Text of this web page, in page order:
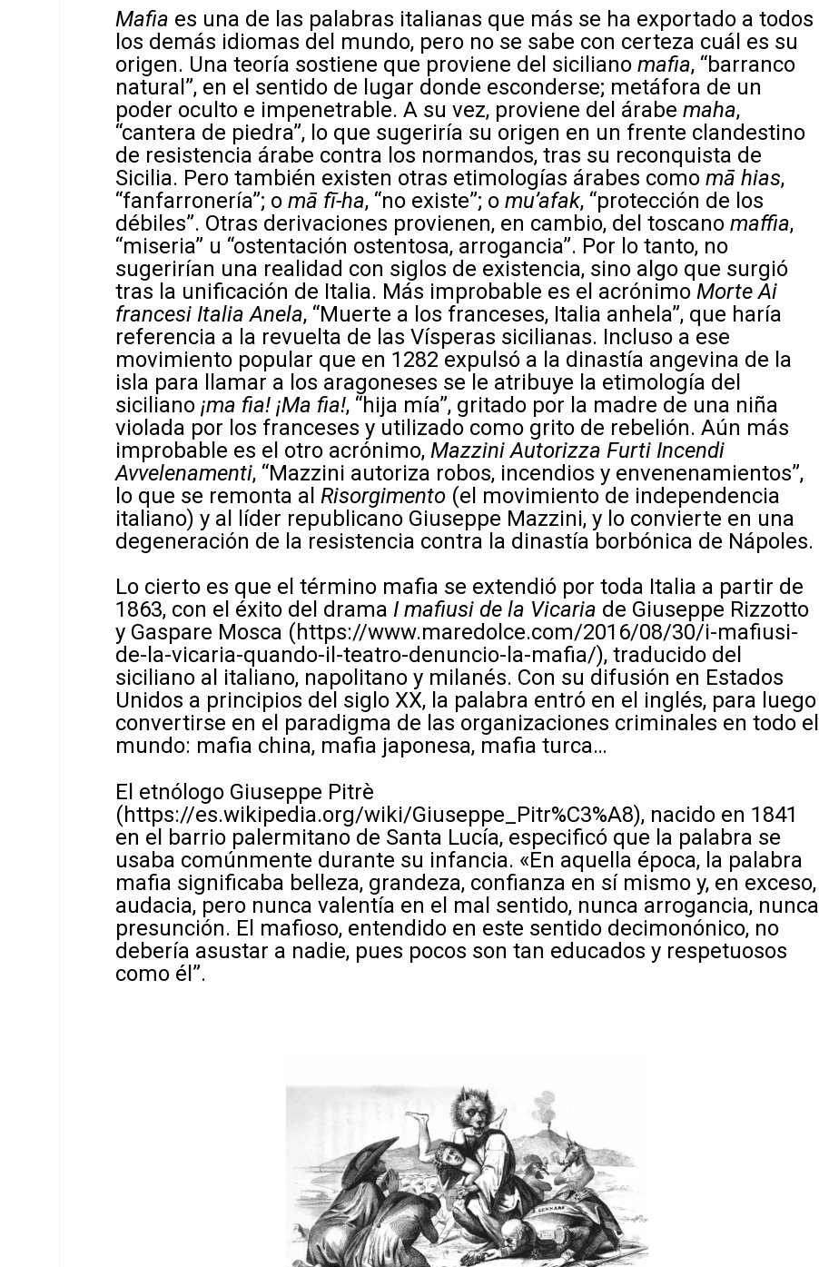
Mafia es una de las palabras italianas que más se ha exportado a todos
los demás idiomas del mundo, pero no se sabe con certeza cuál es su
origen. Una teoría sostiene que proviene del sicilianomafia, “barranco
natural”, en el sentido de lugar donde esconderse; metáfora de un
poder oculto e impenetrable. A su vez, proviene del árabemaha,
“cantera de piedra”, lo que sugeriría su origen en un frente clandestino
de resistencia árabe contra los normandos, tras su reconquista de
Sicilia. Pero también existen otras etimologías árabes comomā hias,
“fanfarronería”; omā fī-ha, “no existe”; o mu’afak, “protección de los
débiles”. Otras derivaciones provienen, en cambio, del toscanomaffia,
“miseria” u “ostentación ostentosa, arrogancia”. Por lo tanto, no
sugerirían una realidad con siglos de existencia, sino algo que surgió
tras la unificación de Italia. Más improbable es el acrónimo Morte Ai
francesi Italia Anela, “Muerte a los franceses, Italia anhela”, que haría
referencia a la revuelta de las Vísperas sicilianas. Incluso a ese
movimiento popular que en 1282 expulsó a la dinastía angevina de la
isla para llamar a los aragoneses se le atribuye la etimología del
siciliano ¡ma fia! ¡Ma fia!, “hija mía”, gritado por la madre de una niña
violada por los franceses y utilizado como grito de rebelión. Aún más
improbable es el otro acrónimo, Mazzini Autorizza Furti Incendi
Avvelenamenti, “Mazzini autoriza robos, incendios y envenenamientos”,
lo que se remonta al Risorgimento (el movimiento de independencia
italiano) y al líder republicano Giuseppe Mazzini, y lo convierte en una
degeneración de la resistencia contra la dinastía borbónica de Nápoles.
Lo cierto es que el término mafia se extendió por toda Italia a partir de
1863, con el éxito del drama I mafiusi de la Vicaria de Giuseppe Rizzotto
y Gaspare Mosca (https://www.maredolce.com/2016/08/30/i-mafiusi-
de-la-vicaria-quando-il-teatro-denuncio-la-mafia/), traducido del
siciliano al italiano, napolitano y milanés. Con su difusión en Estados
Unidos a principios del siglo XX, la palabra entró en el inglés, para luego
convertirse en el paradigma de las organizaciones criminales en todo el
mundo: mafia china, mafia japonesa, mafia turca…
El etnólogo Giuseppe Pitrè
(https://es.wikipedia.org/wiki/Giuseppe_Pitr%C3%A8), nacido en 1841
en el barrio palermitano de Santa Lucía, especificó que la palabra se
usaba comúnmente durante su infancia. «En aquella época, la palabra
mafia significaba belleza, grandeza, confianza en sí mismo y, en exceso,
audacia, pero nunca valentía en el mal sentido, nunca arrogancia, nunca
presunción. El mafioso, entendido en este sentido decimonónico, no
debería asustar a nadie, pues pocos son tan educados y respetuosos
como él”.